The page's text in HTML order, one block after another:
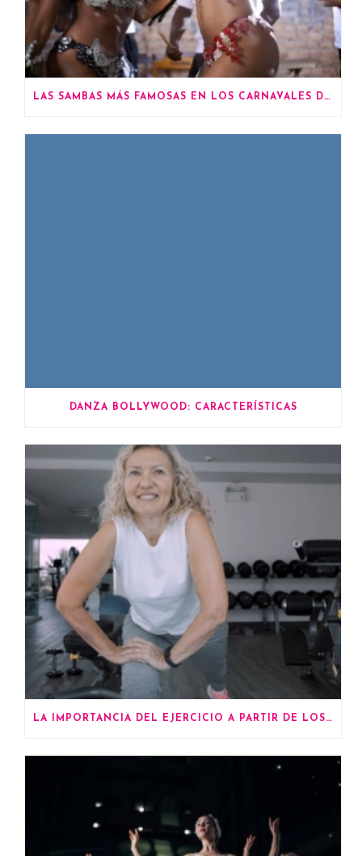
LAS SAMBAS MÁS FAMOSAS EN LOS CARNAVALES DE RÍO
DANZA BOLLYWOOD: CARACTERÍSTICAS
LA IMPORTANCIA DEL EJERCICIO A PARTIR DE LOS 60 AÑOS